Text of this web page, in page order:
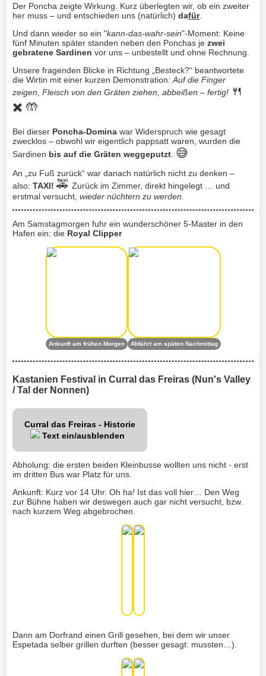
Der Poncha zeigte Wirkung. Kurz überlegten wir, ob ein zweiter
her muss – und entschieden uns (natürlich)dafür.
Und dann wieder so ein "kann-das-wahr-sein"-Moment: Keine
fünf Minuten später standen neben den Ponchas jezwei
gebratene Sardinen vor uns – unbestellt und ohne Rechnung.
Unsere fragenden Blicke in Richtung „Besteck?“ beantwortete
die Wirtin mit einer kurzen Demonstration:Auf die Finger
zeigen, Fleisch von den Gräten ziehen, abbeißen – fertig! 🍴
✖️ 🤲
Bei dieser Poncha-Domina war Widerspruch wie gesagt
zwecklos – obwohl wir eigentlich pappsatt waren, wurden die
Sardinen bis auf die Gräten weggeputzt 😅
An „zu Fuß zurück“ war danach natürlich nicht zu denken –
also:TAXI! 🚕Zurück im Zimmer, direkt hingelegt … und
erstmal versucht,wieder nüchtern zu werden.
Am Samstagmorgen fuhr ein wunderschöner 5-Master in den
Hafen ein: die Royal Clipper
Ankunft am frühen Morgen Abfahrt am späten Nachmittag
Kastanien Festival in Curral das Freiras (Nun's Valley
/ Tal der Nonnen)
Curral das Freiras - Historie
Text ein/ausblenden
Abholung: die ersten beiden Kleinbusse wollten uns nicht - erst
im dritten Bus war Platz für uns.
Ankunft: Kurz vor 14 Uhr. Oh ha! Ist das voll hier… Den Weg
zur Bühne haben wir deswegen auch gar nicht versucht, bzw.
nach kurzem Weg abgebrochen.
Dann am Dorfrand einen Grill gesehen, bei dem wir unser
Espetada selber grillen durften (besser gesagt: mussten…).